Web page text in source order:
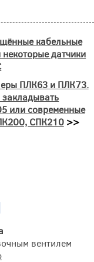
кабельные
датчики
ПЛК63 и ПЛК73.
или современные
СПК210>>
вентилем